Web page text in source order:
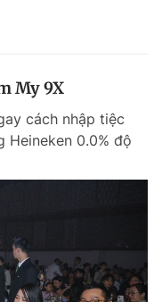
My 9X
cách nhập tiệc
Heineken 0.0% độ